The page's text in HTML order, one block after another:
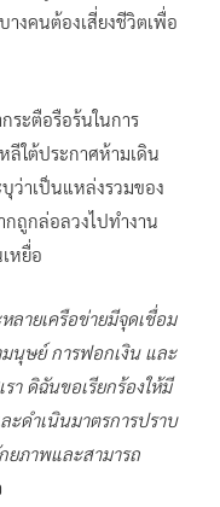
งคนต้องเสี่ยงชีวิตเพื่อ
ะตือรือร้นในการ
ลีใต้ประกาศห้ามเดิน
ว่าเป็นแหล่งรวมของ
ถูกล่อลวงไปทำงาน
หยื่อ
ลายเครือข่ายมีจุดเชื่อม
มนุษย์ การฟอกเงิน และ
า ดิฉันขอเรียกร้องให้มี
ดำเนินมาตรการปราบ
ยภาพและสามารถ